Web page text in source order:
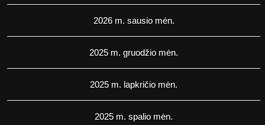
2026 m. sausio mėn.
2025 m. gruodžio mėn.
2025 m. lapkričio mėn.
2025 m. spalio mėn.